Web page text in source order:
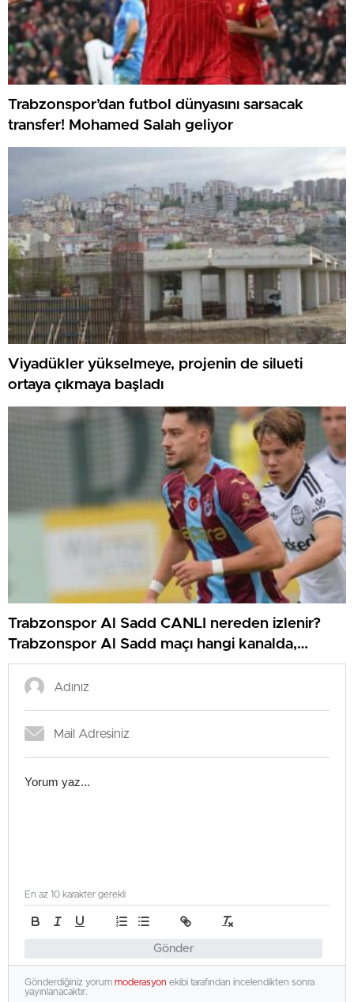
Trabzonspor’dan futbol dünyasını sarsacak
transfer! Mohamed Salah geliyor
Viyadükler yükselmeye, projenin de silueti
ortaya çıkmaya başladı
Trabzonspor Al Sadd CANLI nereden izlenir?
Trabzonspor Al Sadd maçı hangi kanalda,
nereden izlenir?
Gönder
En az 10 karakter gerekli
Gönderdiğiniz yorum moderasyon ekibi tarafından incelendikten sonra
yayınlanacaktır.